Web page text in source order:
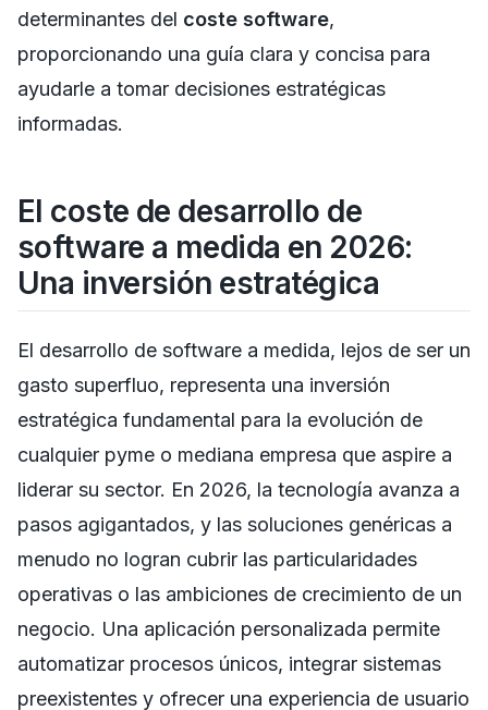
determinantes del coste software,
proporcionando una guía clara y concisa para
ayudarle a tomar decisiones estratégicas
informadas.
El coste de desarrollo de
software a medida en 2026:
Una inversión estratégica
El desarrollo de software a medida, lejos de ser un
gasto superfluo, representa una inversión
estratégica fundamental para la evolución de
cualquier pyme o mediana empresa que aspire a
liderar su sector. En 2026, la tecnología avanza a
pasos agigantados, y las soluciones genéricas a
menudo no logran cubrir las particularidades
operativas o las ambiciones de crecimiento de un
negocio. Una aplicación personalizada permite
automatizar procesos únicos, integrar sistemas
preexistentes y ofrecer una experiencia de usuario